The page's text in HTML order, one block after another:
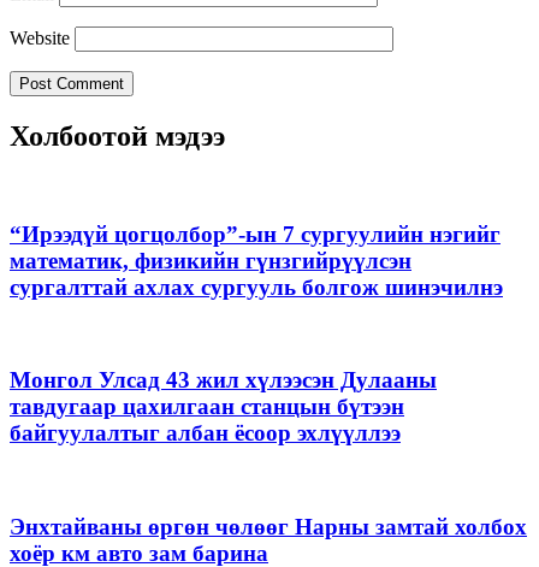
Website
Холбоотой мэдээ
“Ирээдүй цогцолбор”-ын 7 сургуулийн нэгийг
математик, физикийн гүнзгийрүүлсэн
сургалттай ахлах сургууль болгож шинэчилнэ
Монгол Улсад 43 жил хүлээсэн Дулааны
тавдугаар цахилгаан станцын бүтээн
байгуулалтыг албан ёсоор эхлүүллээ
Энхтайваны өргөн чөлөөг Нарны замтай холбох
хоёр км авто зам барина